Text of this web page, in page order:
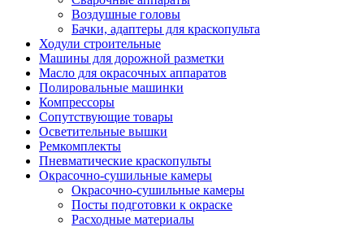
Воздушные головы
Бачки, адаптеры для краскопульта
Ходули строительные
Машины для дорожной разметки
Масло для окрасочных аппаратов
Полировальные машинки
Компрессоры
Сопутствующие товары
Осветительные вышки
Ремкомплекты
Пневматические краскопульты
Окрасочно-сушильные камеры
Окрасочно-сушильные камеры
Посты подготовки к окраске
Расходные материалы